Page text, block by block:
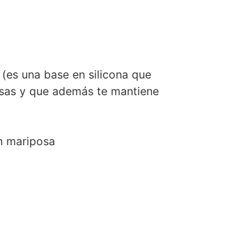
una base en silicona que
y que además te mantiene
mariposa